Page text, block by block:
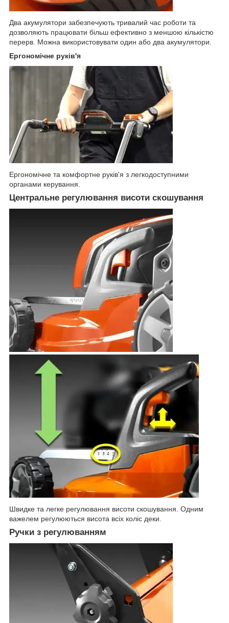
Два акумулятори забезпечують тривалий час роботи та
дозволяють працювати більш ефективно з меншою кількістю
перерв. Можна використовувати один або два акумулятори.
Ергономічне руків'я
Ергономічне та комфортне руків'я з легкодоступними
органами керування.
Центральне регулювання висоти скошування
Швидке та легке регулювання висоти скошування. Одним
важелем регулюються висота всіх коліс деки.
Ручки з регулюванням